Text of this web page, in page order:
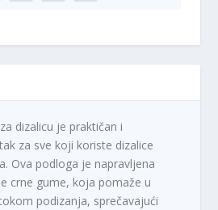
dizalicu je praktičan i
za sve koji koriste dizalice
Ova podloga je napravljena
crne gume, koja pomaže u
podizanja, sprečavajući